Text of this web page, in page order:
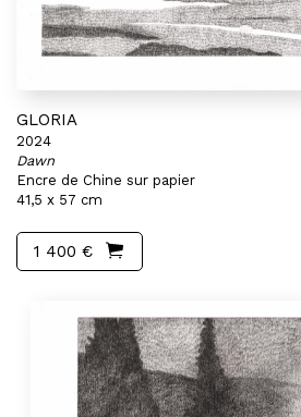
GLORIA
2024
Dawn
Encre de Chine sur papier
41,5 x 57 cm
1 400 €